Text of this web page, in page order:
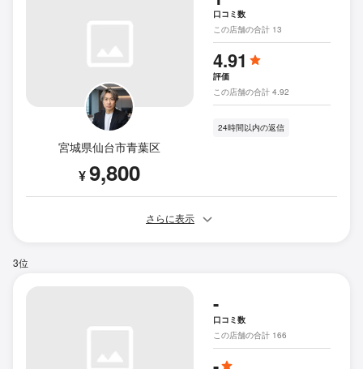
宮城県仙台市青葉区
¥9,800
口コミ数
この店舗の合計 13
4.91
評価
この店舗の合計 4.92
24時間以内の返信
さらに表示
3位
-
口コミ数
この店舗の合計 166